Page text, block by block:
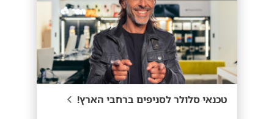
טכנאי סלולר לסניפים ברחבי הארץ!